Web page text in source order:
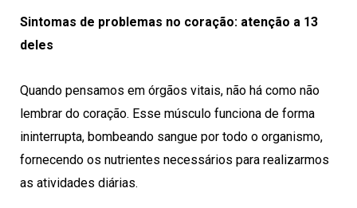
Sintomas de problemas no coração: atenção a 13
deles
Quando pensamos em órgãos vitais, não há como não
lembrar do coração. Esse músculo funciona de forma
ininterrupta, bombeando sangue por todo o organismo,
fornecendo os nutrientes necessários para realizarmos
as atividades diárias.